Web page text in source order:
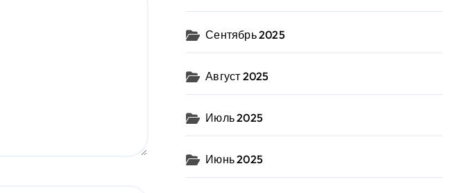
Сентябрь 2025
Август 2025
Июль 2025
Июнь 2025